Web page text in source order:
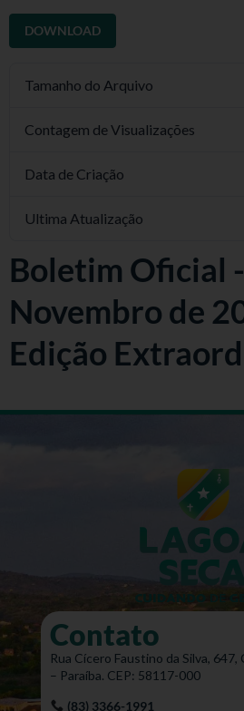
DOWNLOAD
Tamanho do Arquivo
Contagem de Visualizações
Data de Criação
Ultima Atualização
Boletim Oficial
Novembro de
Edição
Contato
Rua Cícero Faustino da Silva, 647,
– Paraíba. CEP: 58117-000
(83) 3366-1991